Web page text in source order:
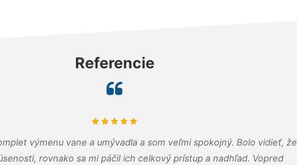
Referencie
výmenu vane a umývadla a som veľmi spokojný. Bolo vidieť, že
rovnako sa mi páčil ich celkový prístup a nadhľad. Vopred